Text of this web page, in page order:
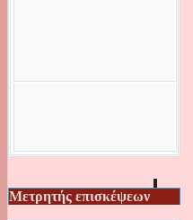
Μετρητής επισκέψεων